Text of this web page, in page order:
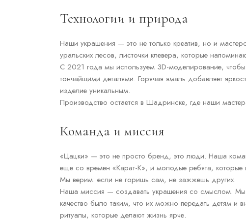
Технологии и природа
Наши украшения — это не только креатив, но и
уральских лесов, листочки клевера, которые
С 2021 года мы используем 3D-моделирование,
тончайшими деталями. Горячая эмаль добавляет
изделие уникальным.
Производство остается в Шадринске, где наши
Команда и миссия
«Цацки» — это не просто бренд, это люди. Наша
еще со времен «Карат-К», и молодые ребята, которые
Мы верим: если не горишь сам, не зажжешь других.
Наша миссия — создавать украшения со смыслом. Мы
качество было таким, что их можно передать детям
ритуалы, которые делают жизнь ярче.